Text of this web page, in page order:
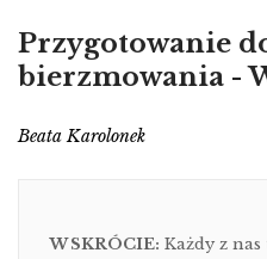
Przygotowanie
bierzmowania -
Beata Karolonek
W SKRÓCIE: Każdy z